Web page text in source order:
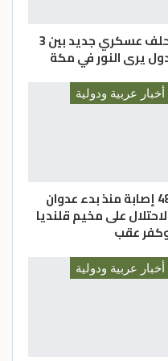
حلف عسكري جديد بين 3
يرى النور في مكة
أخبار عربية ودولية
48 إصابة منذ بدء عدوان
على مخيم قلنديا
عقب
أخبار عربية ودولية